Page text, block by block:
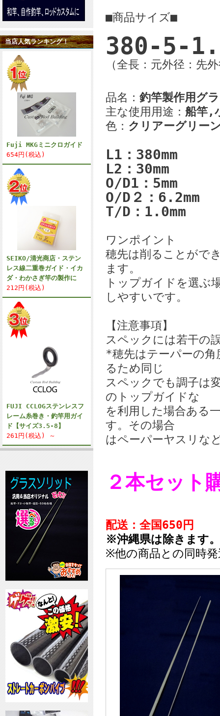
当店人気ランキング！
Fuji MKGミニクロガイド
654円(税込)
SEIKO/清光商店・ステン
レス線二重巻ガイド・イカ
ダ・わかさぎ竿の製作に
212円(税込)
FUJI CCLOGステンレスフ
レーム糸巻き・釣竿用ガイ
ド【サイズ3.5-8】
261円(税込) ～
■商品サイズ■
380-5-
（全長：元外径：先
品名： 釣竿製作用グ
主な使用用途： 船竿,
色： クリアーグリー
L1：380mm
L2：30mm
O/D1：5mm
O/D２：6.2mm
T/D：1.0mm
ワンポイント
穂先は削ることがで
ます。
トップガイドを選ぶ
しやすいです。
【注意事項】
スペックには若干の
*穂先はテーパーの
るため同じ
スペックでも調子は
のトップガイドな
を利用した場合ある
す。その場合
はペーパーヤスリな
２本セット
配送：全国650円
※沖縄県は除きます。
※他の商品との同時